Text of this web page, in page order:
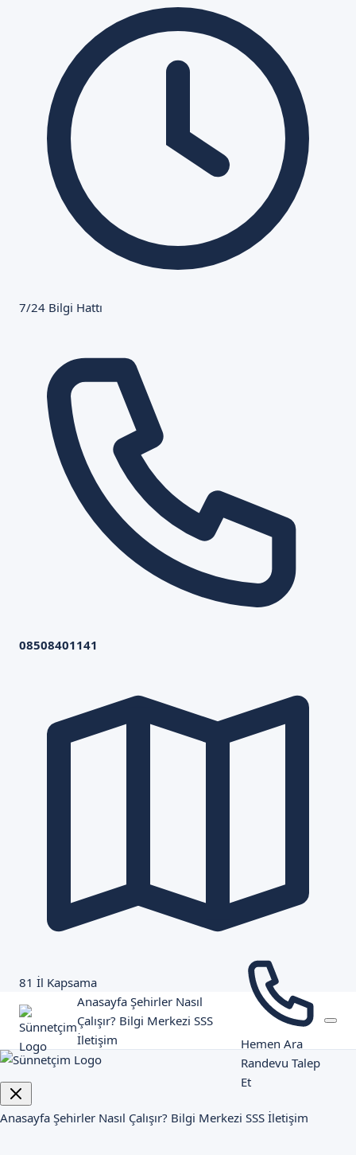
7/24 Bilgi Hattı
08508401141
81 İl Kapsama
Anasayfa Şehirler Nasıl
Çalışır? Bilgi Merkezi SSS
İletişim
Hemen Ara
Randevu Talep
Et
Anasayfa Şehirler Nasıl Çalışır? Bilgi Merkezi SSS İletişim